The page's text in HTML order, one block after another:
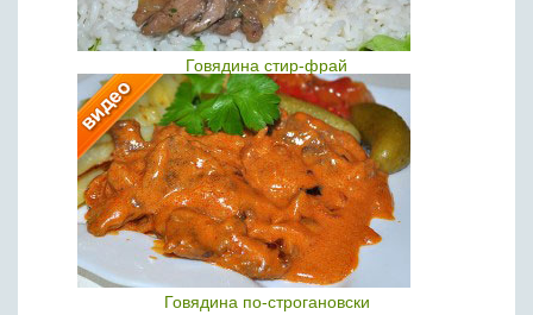
Говядина стир-фрай
Говядина по-строгановски